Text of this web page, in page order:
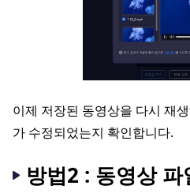
이제 저장된 동영상을 다시 재
가 수정되었는지 확인합니다.
방법2 : 동영상